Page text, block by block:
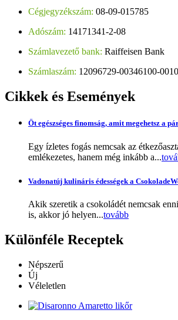
Cégjegyzékszám: 08-09-015785
Adószám: 14171341-2-08
Számlavezető bank: Raiffeisen Bank
Számlaszám: 12096729-00346100-
Cikkekés Események
Öt egészséges finomság, amit megehetsz a
Egy ízletes fogás nemcsak az
emlékezetes, hanem még inkább a...
Vadonatúj kulináris édességek a
Akik szeretik a csokoládét nemcsak
is, akkor jó helyen...tovább
Különféle Receptek
Népszerű
Új
Véleletlen